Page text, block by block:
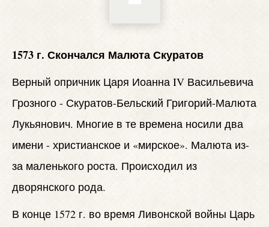
1573 г. Скончался Малюта Скуратов
Верный опричник Царя Иоанна IV Васильевича
Грозного - Скуратов-Бельский Григорий-Малюта
Лукьянович. Многие в те времена носили два
имени - христианское и «мирское». Малюта из-
за маленького роста. Происходил из
дворянского рода.
В конце 1572 г. во время Ливонской войны Царь